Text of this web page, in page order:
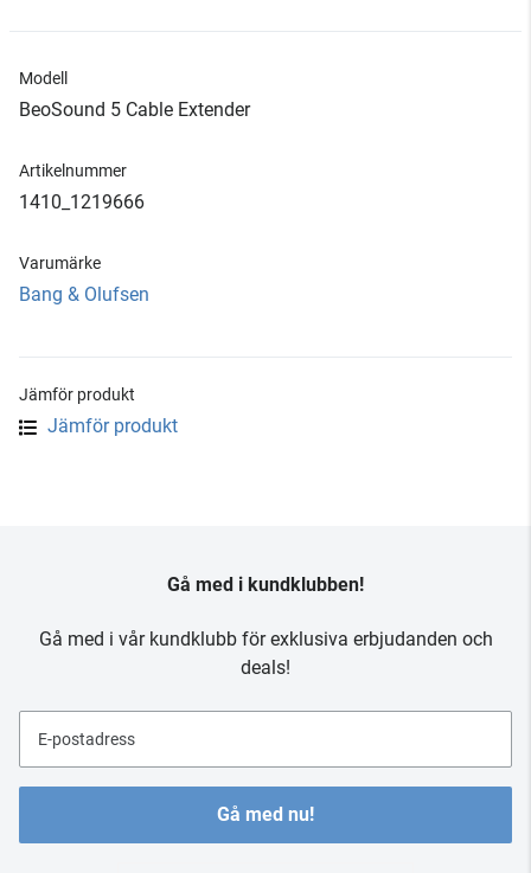
Modell
BeoSound 5 Cable Extender
Artikelnummer
1410_1219666
Varumärke
Bang & Olufsen
Jämför produkt
Jämför produkt
Gå med i kundklubben!
Gå med i vår kundklubb för exklusiva erbjudanden och
deals!
E-postadress
Gå med nu!